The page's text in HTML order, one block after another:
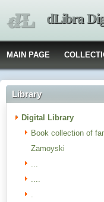
dLibra
MAIN PAGE
Library
Digital Library
Book collection of
Zamoyski
...
....
.